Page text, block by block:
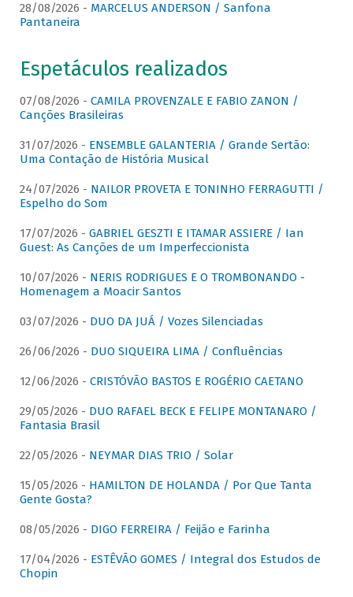
28/08/2026 - MARCELUS ANDERSON / Sanfona
Pantaneira
Espetáculos realizados
07/08/2026 - CAMILA PROVENZALE E FABIO ZANON /
Canções Brasileiras
31/07/2026 - ENSEMBLE GALANTERIA / Grande Sertão:
Uma Contação de História Musical
24/07/2026 - NAILOR PROVETA E TONINHO FERRAGUTTI /
Espelho do Som
17/07/2026 - GABRIEL GESZTI E ITAMAR ASSIERE / Ian
Guest: As Canções de um Imperfeccionista
10/07/2026 - NERIS RODRIGUES E O TROMBONANDO -
Homenagem a Moacir Santos
03/07/2026 - DUO DA JUÁ / Vozes Silenciadas
26/06/2026 - DUO SIQUEIRA LIMA / Confluências
12/06/2026 - CRISTÓVÃO BASTOS E ROGÉRIO CAETANO
29/05/2026 - DUO RAFAEL BECK E FELIPE MONTANARO /
Fantasia Brasil
22/05/2026 - NEYMAR DIAS TRIO / Solar
15/05/2026 - HAMILTON DE HOLANDA / Por Que Tanta
Gente Gosta?
08/05/2026 - DIGO FERREIRA / Feijão e Farinha
17/04/2026 - ESTÊVÃO GOMES / Integral dos Estudos de
Chopin